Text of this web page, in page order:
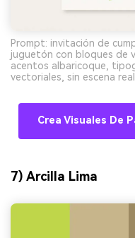
Prompt: invitación de
juguetón con bloques de
acentos albaricoque,
vectoriales, sin escena
Crea Visuales De
7) Arcilla Lima